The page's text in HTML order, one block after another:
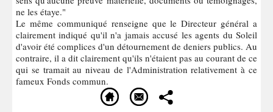
ne les étaye."
Le même communiqué renseigne que le Directeur général a
clairement indiqué qu'il n'a jamais accusé les agents du Soleil
d'avoir été complices d'un détournement de deniers publics. Au
contraire, il a dit clairement qu'ils n'étaient pas au courant de ce
qui se tramait au niveau de l'Administration relativement à ce
fameux Fonds commun.